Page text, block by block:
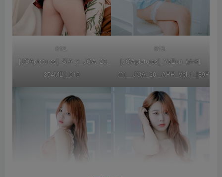
012.
[JOApictures]_SIA_x_JOA_20._DEC_Vol.3_[47P-
354MB]_019
013.
[JOApictures]_YeEun_(손예
은